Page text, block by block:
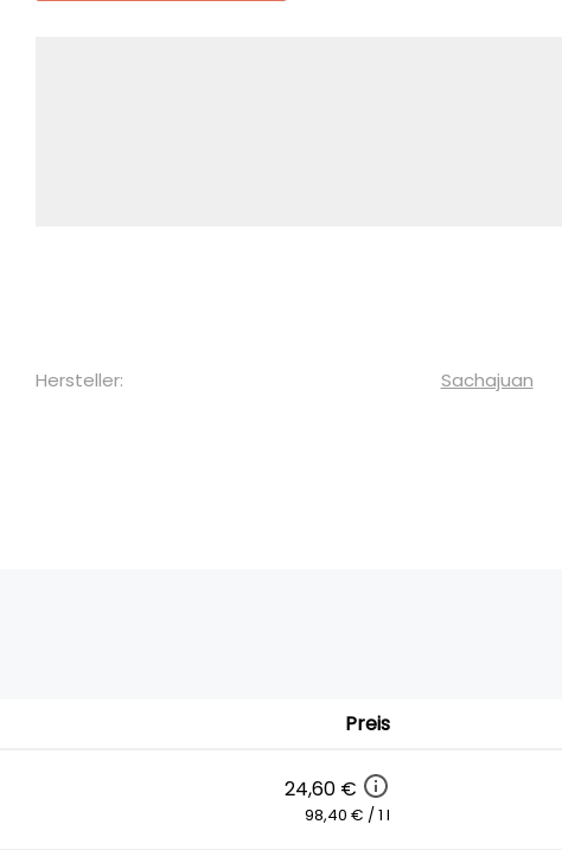
Hersteller: Sachajuan
Preis
24,60 €
98,40 € / 1 l